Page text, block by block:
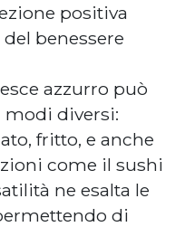
positiva
benessere
azzurro può
diversi:
fritto, e anche
come il sushi
ne esalta le
di